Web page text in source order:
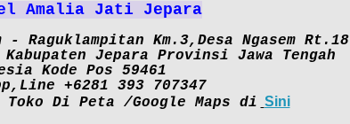
Amalia Jati Jepara
- Raguklampitan Km.3,Desa Ngasem Rt.18
Jepara Provinsi Jawa Tengah
Kode Pos 59461
+6281 393 707347
Toko Di Peta /Google Maps di Sini